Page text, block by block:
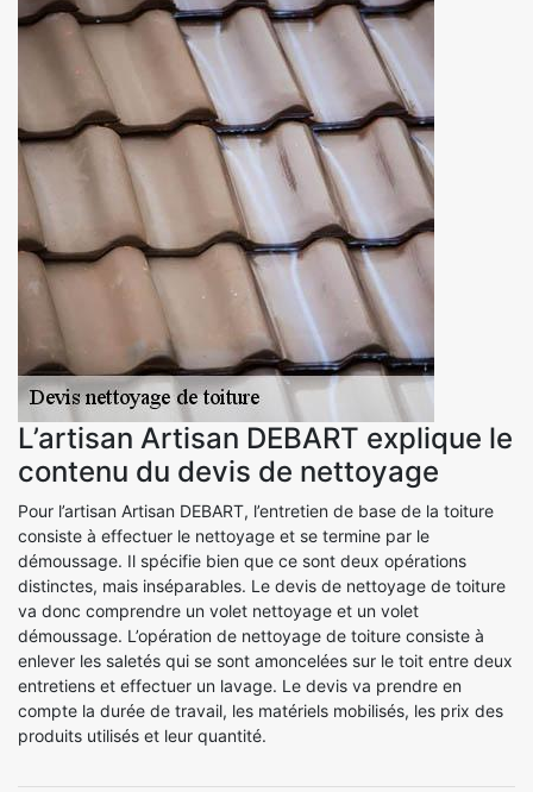
L’artisan Artisan DEBART explique le
contenu du devis de nettoyage
Pour l’artisan Artisan DEBART, l’entretien de base de la toiture
consiste à effectuer le nettoyage et se termine par le
démoussage. Il spécifie bien que ce sont deux opérations
distinctes, mais inséparables. Le devis de nettoyage de toiture
va donc comprendre un volet nettoyage et un volet
démoussage. L’opération de nettoyage de toiture consiste à
enlever les saletés qui se sont amoncelées sur le toit entre deux
entretiens et effectuer un lavage. Le devis va prendre en
compte la durée de travail, les matériels mobilisés, les prix des
produits utilisés et leur quantité.